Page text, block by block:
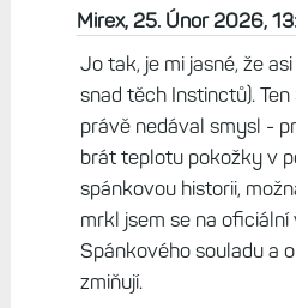
Mirex, 25. Únor 2026,
Jo tak, je mi jasné, že
snad těch Instinctů).
právě nedával smysl -
brát teplotu pokožky v
spánkovou historii,
mrkl jsem se na oficiální
Spánkového souladu a
zmiňují.